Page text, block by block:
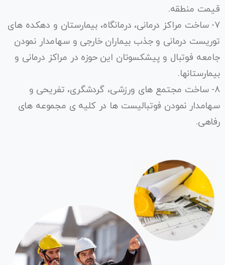
قیمت منطقه.
۷- ساخت مراکز درمانی، درمانگاه، بیمارستان و دهکده های
توریست درمانی و جذب بیماران خارجی و سهامدار نمودن
جامعه فوتبال و پیشکسوتان این حوزه در مراکز درمانی و
بیمارستانها.
۸- ساخت مجتمع های ورزشی، گردشگری، تفریحی و
سهامدار نمودن فوتبالیست ها در کلیه ی مجموعه های
رفاهی.